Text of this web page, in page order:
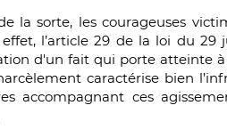
la sorte, les courageuses
l’article 29 de la loi du 29
d'un fait qui porte atteinte
caractérise bien
accompagnant ces